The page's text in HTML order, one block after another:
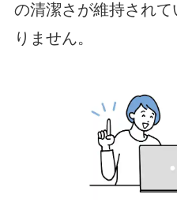
の清潔さが維持され
りません。